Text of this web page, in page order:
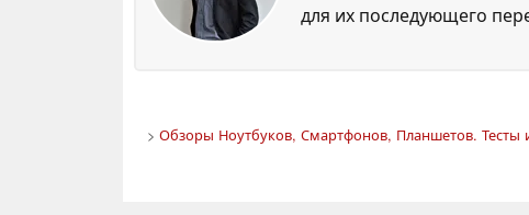
для их последующего
> Обзоры Ноутбуков, Смартфонов, Планшетов. Тесты